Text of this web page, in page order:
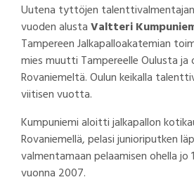
Uutena tyttöjen
vuoden alustaValtteri
Tampereen Jalkapalloakatemian
mies muutti Tampereelle Oulusta ja
Rovaniemeltä. Oulun keikalla
viitisen vuotta.
Kumpuniemi aloitti jalkapallon
Rovaniemellä, pelasi junioriputken
valmentamaan pelaamisen ohella
vuonna 2007.